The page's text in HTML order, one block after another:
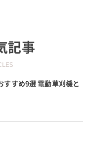
記事
すすめ9選 電動草刈機と